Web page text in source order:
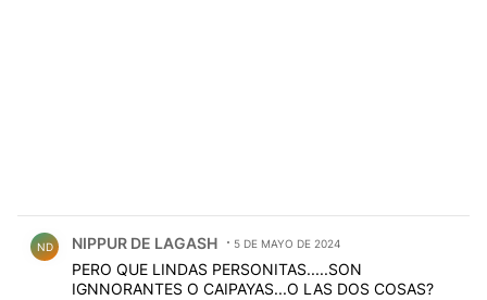
ND NIPPUR DE LAGASH 5 DE MAYO DE 2024
PERO QUE LINDAS PERSONITAS.....SON
IGNNORANTES O CAIPAYAS...O LAS DOS COSAS?